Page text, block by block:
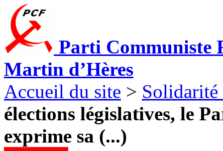
Parti Communiste
Martin d’Hères
Accueil du site >
élections législatives, le
exprime sa (...)